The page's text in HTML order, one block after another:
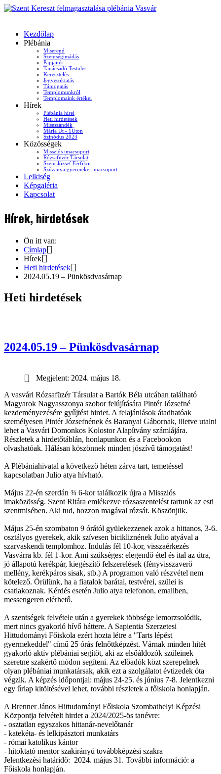
Kezdőlap
Plébánia
Miserend
Szentségimádás
Papjaink
Tanácsadó Testület
Keresztelés
Jegyesoktatás
Támogatás
Templomunkról
Templomaink értékei
Hírek
Plébánia hírei
Heti hirdetések
Miseszándék
Mária Út - 1Úton
Szinódus 2023
Közösségek
Missziós imacsoport
Rózsafüzér Társulat
Szent József Férfikör
Szűzanya gyermekei imacsoport
Lelkiség
Képgaléria
Kapcsolat
Hírek, hirdetések
Ön itt van:
Címlap
Hírek
Heti hirdetések
2024.05.19 – Pünkösdvasárnap
Heti hirdetések
2024.05.19 – Pünkösdvasárnap
Megjelent: 2024. május 18.
A vasvári Rózsafüzér Társulat a Bartók Béla utcában található
Magyarok Nagyasszonya szobor felújítására Pintér Józsefné
kezdeményezésére gyűjtést hirdet. A felajánlások átadhatóak
személyesen Pintér Józsefnének és Baranyai Gábornak, illetve utalni
lehet a Vasvári Domonkos Kolostor Alapítvány számlájára.
Részletek a hirdetőtáblán, honlapunkon és a Facebookon
olvashatóak. Hálásan köszönnek minden jószívű támogatást!
A Plébániahivatal a következő héten zárva tart, temetéssel
kapcsolatban Julio atya hívható.
Május 22-én szerdán ¾ 6-kor találkozik újra a Missziós
imaközösség. Szent Ritára emlékezve rózsaszentelést tartunk az esti
szentmisében. Aki tud, hozzon magával rózsát. Köszönjük.
Május 25-én szombaton 9 órától gyülekezzenek azok a hittanos, 3-6.
osztályos gyerekek, akik szívesen bicikliznének Julio atyával a
szarvaskendi templomhoz. Indulás fél 10-kor, visszaérkezés
Vasvárra kb. fél 1-kor. Ami szükséges: elegendő étel és ital az útra,
jó állapotú kerékpár, kiegészítő felszerelések (fényvisszaverő
mellény, kerékpáros sisak, stb.) A programon való részvétel nem
kötelező. Örülünk, ha a fiatalok barátai, testvérei, szülei is
csatlakoznak. Kérdés esetén Julio atya telefonon, emailben,
messengeren elérhető.
A szentségek felvétele után a gyerekek többsége lemorzsolódik,
mert nincs gyakorló hívő háttere. A Sapientia Szerzetesi
Hittudományi Főiskola ezért hozta létre a "Tarts lépést
gyermekeddel" című 25 órás felnőttképzést. Várnak minden hitét
gyakorló aktív plébániai segítőt, aki az elsőáldozók szüleinek
szeretne szakértő módon segíteni. Az előadók közt szerepelnek
olyan plébániai munkatársak, akik ezt a szolgálatot évtizedek óta
végzik. A képzés időpontjai: május 24-25. és június 7-8. Jelentkezni
egy űrlap kitöltésével lehet, további részletek a főiskola honlapján.
A Brenner János Hittudományi Főiskola Szombathelyi Képzési
Központja felvételt hirdet a 2024/2025-ös tanévre:
- osztatlan egyszakos hittanár-nevelőtanár
- katekéta- és lelkipásztori munkatárs
- római katolikus kántor
- hitoktató mentor szakirányú továbbképzési szakra
Jelentkezési határidő: 2024. május 31. További információ: a
Főiskola honlapján.